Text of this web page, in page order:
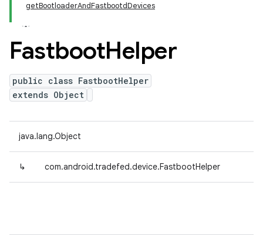
getBootloaderAndFastbootdDevices
FastbootHelper
public class FastbootHelper
extends Object
java.lang.Object
↳ com.android.tradefed.device.FastbootHelper